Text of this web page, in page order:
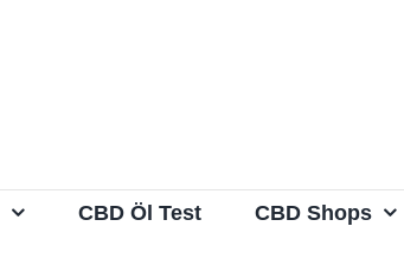
CBD Öl Test CBD Shops